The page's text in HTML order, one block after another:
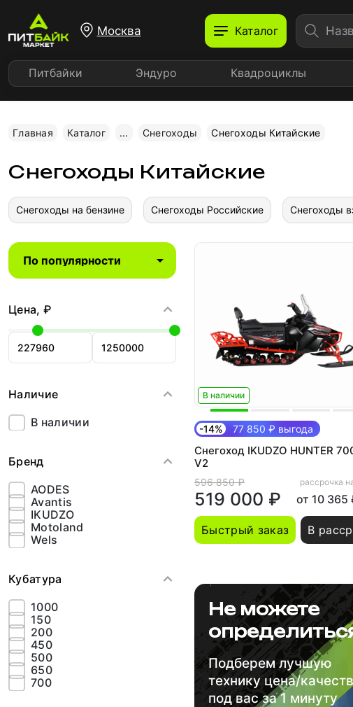
Москва Каталог
Питбайки Эндуро Квадроциклы
Главная Каталог ... Снегоходы Снегоходы Китайские
Снегоходы Китайские
Снегоходы на бензине Снегоходы Российские Снегоходы
Цена, ₽
Наличие
В наличии
Бренд
AODES
Avantis
IKUDZO
Motoland
Wels
Кубатура
1000
150
200
450
500
650
700
В наличии
-14% 77 850 ₽ выгода
Снегоход IKUDZO HUNTER
V2
596 850 ₽
519 000 ₽
рассрочка
от 10 365
Быстрый заказ В
Не можете
Подберем лучшую
технику цена/
под вас за 1 минуту